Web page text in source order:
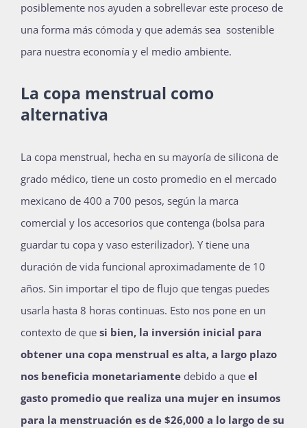
posiblemente nos ayuden a sobrellevar este proceso de
una forma más cómoda y que además sea sostenible
para nuestra economía y el medio ambiente.
La copa menstrual como
alternativa
La copa menstrual, hecha en su mayoría de silicona de
grado médico, tiene un costo promedio en el mercado
mexicano de 400 a 700 pesos, según la marca
comercial y los accesorios que contenga (bolsa para
guardar tu copa y vaso esterilizador). Y tiene una
duración de vida funcional aproximadamente de 10
años. Sin importar el tipo de flujo que tengas puedes
usarla hasta 8 horas continuas. Esto nos pone en un
contexto de que si bien, la inversión inicial para
obtener una copa menstrual es alta, a largo plazo
nos beneficia monetariamente debido a que el
gasto promedio que realiza una mujer en insumos
para la menstruación es de $26,000 a lo largo de su